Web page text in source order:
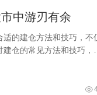
中游刃有余
的建仓方法和技巧，不
仓的常见方法和技巧，并